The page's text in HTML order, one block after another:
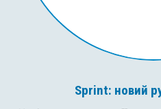
Sprint: новий